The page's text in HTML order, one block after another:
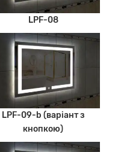
LPF-08
LPF-09-b (варіант з
кнопкою)